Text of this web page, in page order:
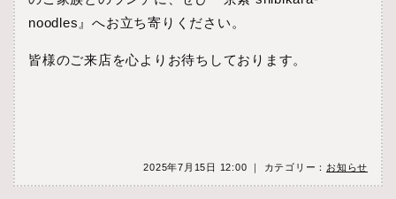
noodles』へお立ち寄りください。
皆様のご来店を心よりお待ちしております。
2025年7月15日 12:00 ｜ カテゴリー： お知らせ